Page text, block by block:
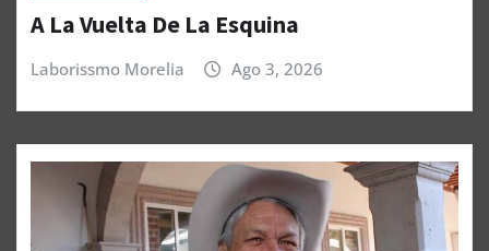
A La Vuelta De La Esquina
Laborissmo Morelia Ago 3, 2026